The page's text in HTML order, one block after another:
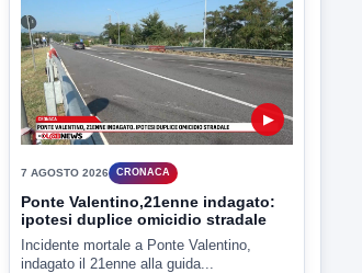
▶
7 AGOSTO 2026 CRONACA
Ponte Valentino,21enne indagato:
ipotesi duplice omicidio stradale
Incidente mortale a Ponte Valentino,
indagato il 21enne alla guida...